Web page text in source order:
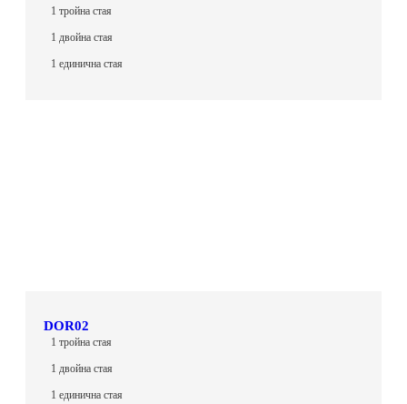
1 тройна стая
1 двойна стая
1 единична стая
DOR02
1 тройна стая
1 двойна стая
1 единична стая